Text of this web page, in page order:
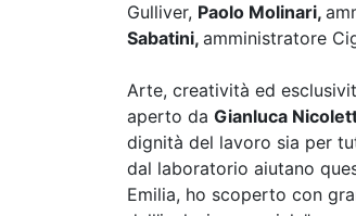
Gulliver, Paolo Molinari,
Sabatini, amministratore
Arte, creatività ed
aperto da Gianluca
dignità del lavoro sia per
dal laboratorio aiutano
Emilia, ho scoperto con